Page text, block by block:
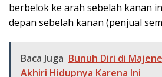
berbelok ke arah sebelah kanan
depan sebelah kanan (penjual
Baca Juga Bunuh Diri di
Akhiri Hidupnya Karena Ini